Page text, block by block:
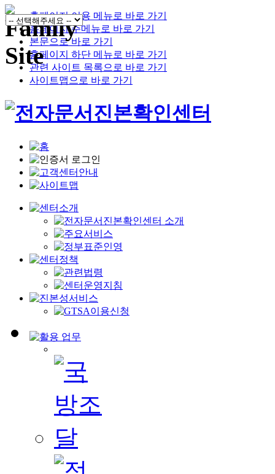
홈페이지 이용 메뉴로 바로 가기
홈페이지 주메뉴로 바로 가기
본문으로 바로 가기
홈페이지 하단 메뉴로 바로 가기
관련 사이트 목록으로 바로 가기
사이트맵으로 바로 가기